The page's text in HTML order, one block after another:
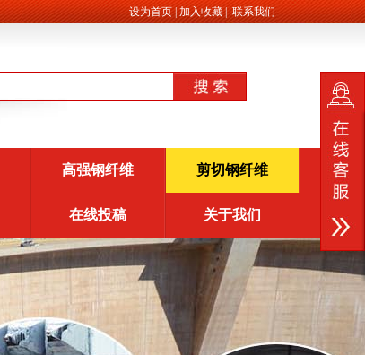
设为首页|加入收藏|联系我们
高强钢纤维 剪切钢纤维
在线投稿 关于我们